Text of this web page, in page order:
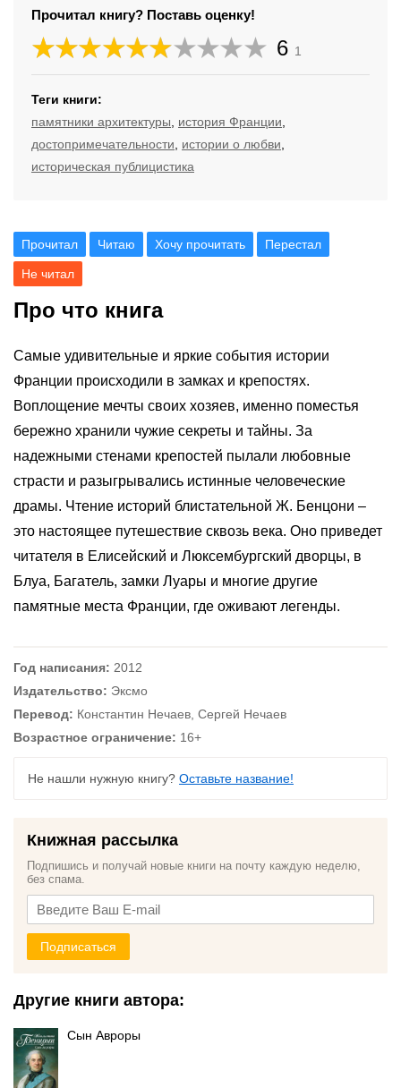
Прочитал книгу? Поставь оценку!
6 1
Теги книги:
памятники архитектуры
история Франции
достопримечательности
истории о любви
историческая публицистика
Прочитал Читаю Хочу прочитать Перестал
Не читал
Про что книга
Самые удивительные и яркие события истории
Франции происходили в замках и крепостях.
Воплощение мечты своих хозяев, именно поместья
бережно хранили чужие секреты и тайны. За
надежными стенами крепостей пылали любовные
страсти и разыгрывались истинные человеческие
драмы. Чтение историй блистательной Ж. Бенцони –
это настоящее путешествие сквозь века. Оно приведет
читателя в Елисейский и Люксембургский дворцы, в
Блуа, Багатель, замки Луары и многие другие
памятные места Франции, где оживают легенды.
Год написания: 2012
Издательство: Эксмо
Перевод: Константин Нечаев, Сергей Нечаев
Возрастное ограничение: 16+
Не нашли нужную книгу? Оставьте название!
Книжная рассылка
Подпишись и получай новые книги на почту каждую неделю,
без спама.
Подписаться
Другие книги автора:
Сын Авроры